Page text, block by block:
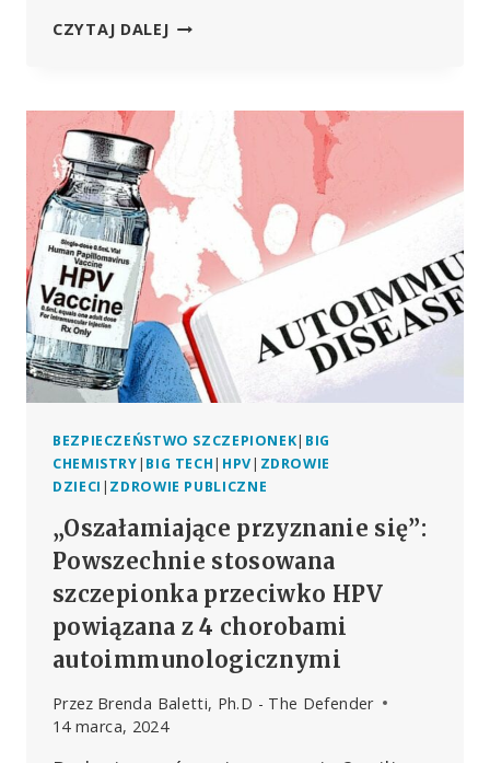
CZYTAJ DALEJSZCZEPIONKI
PRZECIWKO
RSV
KOBIET
W
ZWIĘKSZAJĄ
RYZYKO
PRZEDWCZESNYCH
PORODÓW
–
GSK
ZAKOŃCZYŁA
ALE
FDA
ZATWIERDZIŁA
PFIZER
BEZPIECZEŃSTWO SZCZEPIONEK| BIG
CHEMISTRY| BIG TECH| HPV| ZDROWIE
DZIECI | ZDROWIE PUBLICZNE
„Oszałamiające przyznanie się”:
Powszechnie stosowana
szczepionka przeciwko HPV
powiązana z 4 chorobami
autoimmunologicznymi
Przez Brenda Baletti, Ph.D - The Defender
14 marca, 2024